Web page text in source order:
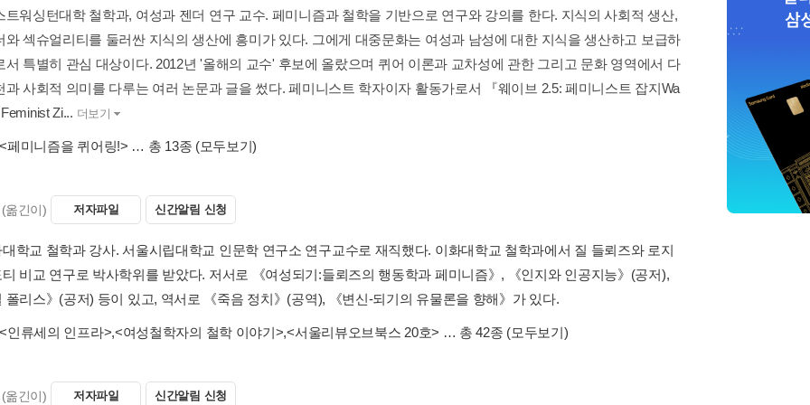
트워싱턴대학 철학과, 여성과 젠더 연구 교수. 페미니즘과 철학을 기반으로 연구와 강의를 한다. 지식의 사회적 생산,
와 섹슈얼리티를 둘러싼 지식의 생산에 흥미가 있다. 그에게 대중문화는 여성과 남성에 대한 지식을 생산하고 보급하
서 특별히 관심 대상이다. 2012년 '올해의 교수' 후보에 올랐으며 퀴어 이론과 교차성에 관한 그리고 문화 영역에서 다
과 사회적 의미를 다루는 여러 논문과 글을 썼다. 페미니스트 학자이자 활동가로서 『웨이브 2.5: 페미니스트 잡지Wa
Zi... 더보기
<페미니즘을 퀴어링!> … 총 13종 (모두보기)
(옮긴이) 저자파일 신간알림 신청
학교 철학과 강사. 서울시립대학교 인문학 연구소 연구교수로 재직했다. 이화대학교 철학과에서 질 들뢰즈와 로지
비교 연구로 박사학위를 받았다. 저서로 《여성되기:들뢰즈의 행동학과 페미니즘》, 《인지와 인공지능》(공저),
폴리스》(공저) 등이 있고, 역서로 《죽음 정치》(공역), 《변신-되기의 유물론을 향해》가 있다.
<인류세의 인프라>,<여성철학자의 철학 이야기>,<서울리뷰오브북스 20호> … 총 42종 (모두보기)
(옮긴이) 저자파일 신간알림 신청